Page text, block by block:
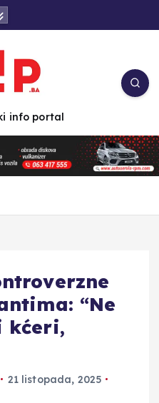
info portal
“Ne
kćeri,
21 listopada, 2025